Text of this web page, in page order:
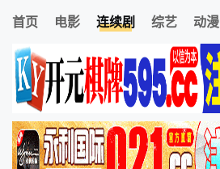
首页 电影 连续剧 综艺 动漫
我的观影记录